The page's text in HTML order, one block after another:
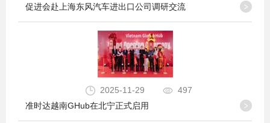
促进会赴上海东风汽车进出口公司调研交流
2025-11-29
497
准时达越南GHub在北宁正式启用